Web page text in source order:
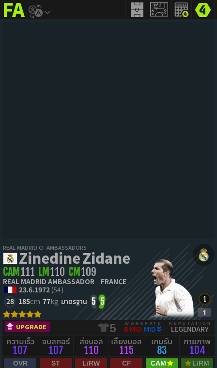
addict
REAL MADRID CF AMBASSADORS
Zinedine Zidane
CAM 111 LM 110 CM 109
REAL MADRID AMBASSADOR
FRANCE
23.6.1972(54)
28 185cm 77kg มาตรฐาน 5 5
UPGRADE 5 WORKRATE
MID MID
REPUTATION
LEGENDARY
ความเร็ว
107
จบสกอร์
107
ส่งบอล
110
เลี้ยงบอล
115
เกมรับ
83
กายภาพ
104
OVR ST L/RW CF CAM L/RM